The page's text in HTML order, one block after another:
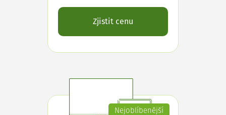
Zjistit cenu
Nejoblíbenější